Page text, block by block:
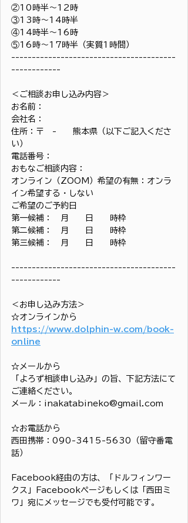
②10時半〜12時
③13時〜14時半
④14時半〜16時
⑤16時〜17時半（実質1時間）
----------------------------------------
------------
＜ご相談お申し込み内容＞
お名前：
会社名：
住所：〒　-　　熊本県（以下ご記入くださ
い）
電話番号：
おもなご相談内容：
オンライン（ZOOM）希望の有無：オンラ
イン希望する・しない
ご希望のご予約日
第一候補：　月　　日　　時枠
第二候補：　月　　日　　時枠
第三候補：　月　　日　　時枠
----------------------------------------
------------
＜お申し込み方法＞
☆オンラインから
https://www.dolphin-w.com/book-
online
☆メールから
「よろず相談申し込み」の旨、下記方法にて
ご連絡ください。
メール：inakatabineko@gmail.com
☆お電話から
西田携帯：090-3415-5630（留守番電
話）
Facebook経由の方は、「ドルフィンワー
クス」Facebookページもしくは「西田ミ
ワ」宛にメッセージでも受付可能です。